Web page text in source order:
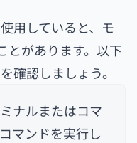
用していると、モ
とがあります。以下
確認しましょう。
ナルまたはコマ
マンドを実行し